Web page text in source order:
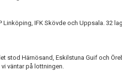
IFK Skövde och Uppsala. 32
stod Härnösand, Eskilstuna Guif och
väntar på lottningen.